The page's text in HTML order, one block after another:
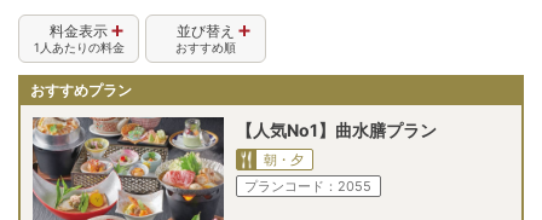
並び替え
おすすめ順
料金表示
1人あたりの料金
おすすめプラン
【人気No1】曲水膳プラン
朝・夕
プランコード： 2055